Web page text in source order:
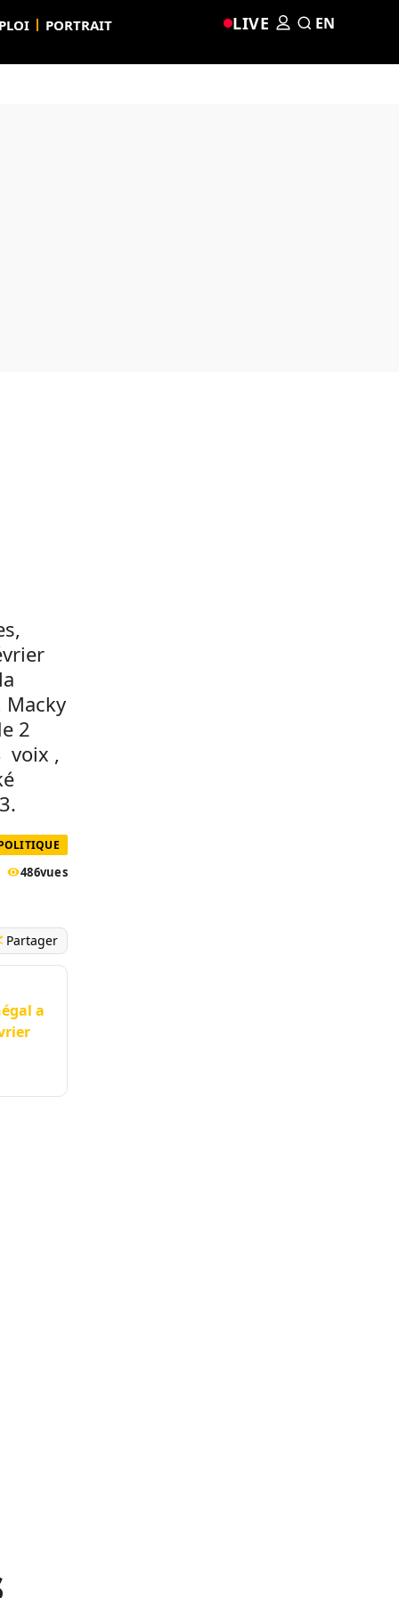
PORTRAIT LIVE EN
Macky
2
voix ,
486vues
Partager
a